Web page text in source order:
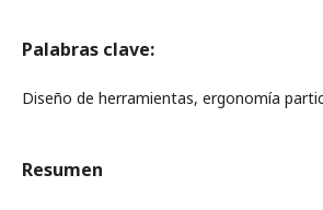
Palabras clave:
Diseño de herramientas, ergonomía
Resumen